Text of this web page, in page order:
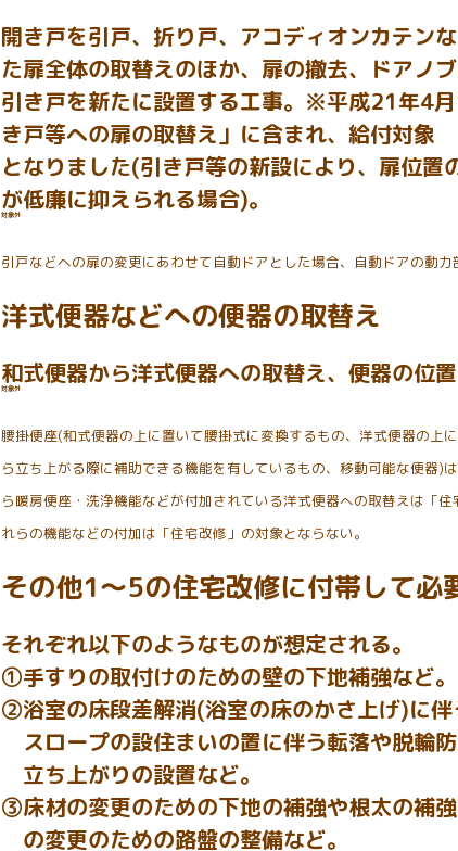
開き戸を引戸、折り戸、アコディオンカテン
た扉全体の取替えのほか、扉の撤去、ドアノ
引き戸を新たに設置する工事。※平成21年4
き戸等への扉の取替え」に含まれ、給付対象
となりました(引き戸等の新設により、扉位置
が低廉に抑えられる場合)。
対象外
引戸などへの扉の変更にあわせて自動ドアとした場合、自動ドアの動力
洋式便器などへの便器の取替え
和式便器から洋式便器への取替え、便器の位置
対象外
腰掛便座(和式便器の上に置いて腰掛式に変換するもの、洋式便器の上
ら立ち上がる際に補助できる機能を有しているもの、移動可能な便器)
ら暖房便座・洗浄機能などが付加されている洋式便器への取替えは「
れらの機能などの付加は「住宅改修」の対象とならない。
その他1～5の住宅改修に付帯して必
それぞれ以下のようなものが想定される。
①手すりの取付けのための壁の下地補強など。
②浴室の床段差解消(浴室の床のかさ上げ)に伴
スロープの設住まいの置に伴う転落や脱輪
立ち上がりの設置など。
③床材の変更のための下地の補強や根太の補
の変更のための路盤の整備など。